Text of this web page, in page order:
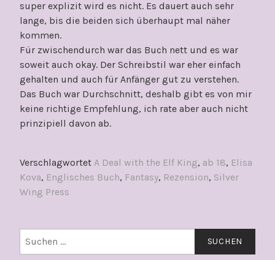
super explizit wird es nicht. Es dauert auch sehr
lange, bis die beiden sich überhaupt mal näher
kommen.
Für zwischendurch war das Buch nett und es war
soweit auch okay. Der Schreibstil war eher einfach
gehalten und auch für Anfänger gut zu verstehen.
Das Buch war Durchschnitt, deshalb gibt es von mir
keine richtige Empfehlung, ich rate aber auch nicht
prinzipiell davon ab.
Verschlagwortet A Deal with the Elf King, ab 18, Elisa
Kova, Englisches Buch, Fantasy, Rezension, Silver
Wing Press
nach: